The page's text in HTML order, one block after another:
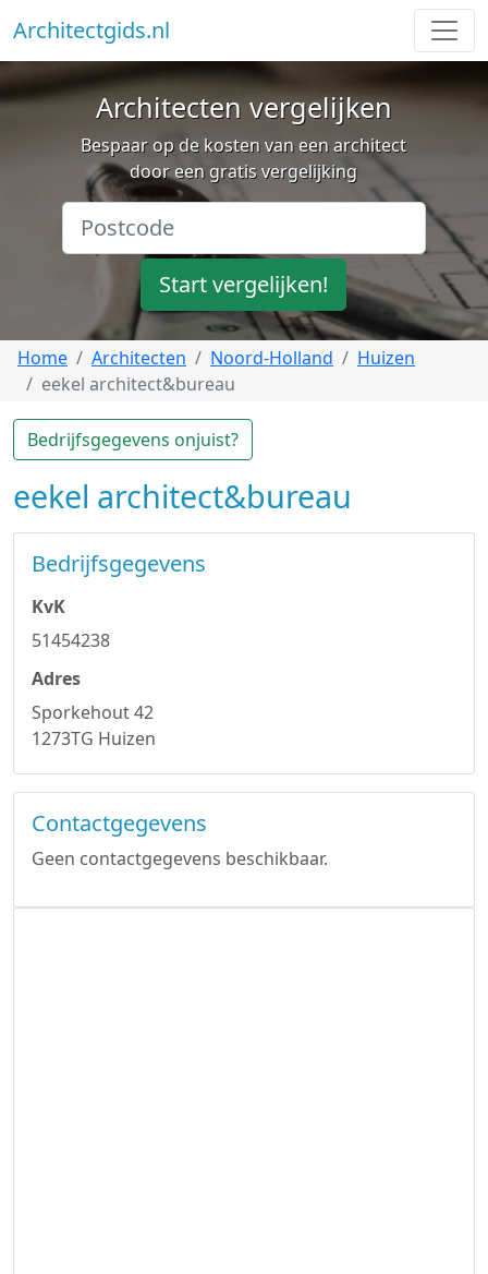
Architectgids.nl
Architecten vergelijken
Bespaar op de kosten van een architect
door een gratis vergelijking
Start vergelijken!
Home Architecten Noord-Holland
Huizen
eekel architect&bureau
Bedrijfsgegevens onjuist?
eekel architect&bureau
Bedrijfsgegevens
KvK
51454238
Adres
Sporkehout 42
1273TG Huizen
Contactgegevens
Geen contactgegevens beschikbaar.